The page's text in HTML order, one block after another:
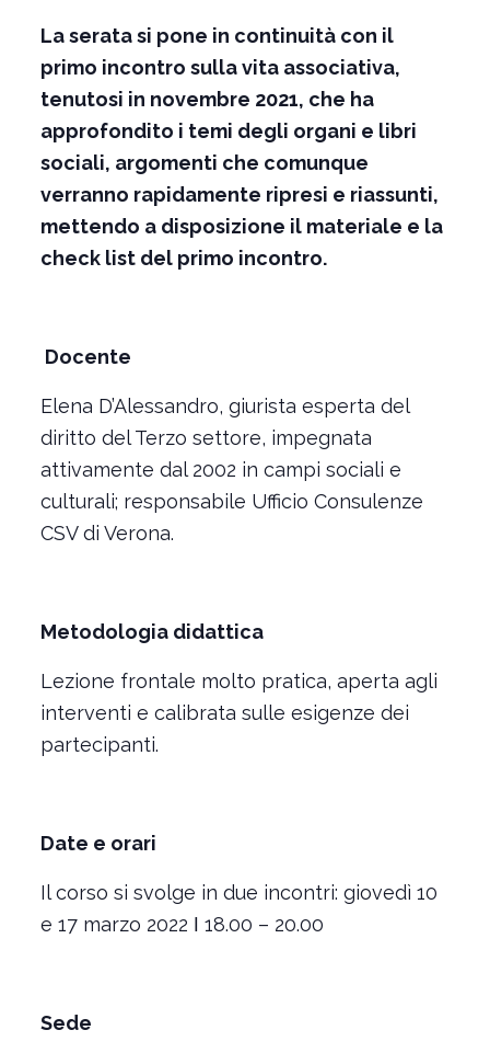
La serata si pone in continuità con il
primo incontro sulla vita associativa,
tenutosi in novembre 2021, che ha
approfondito i temi degli organi e libri
sociali, argomenti che comunque
verranno rapidamente ripresi e riassunti,
mettendo a disposizione il materiale e la
check list del primo incontro.
Docente
Elena D’Alessandro, giurista esperta del
diritto del Terzo settore, impegnata
attivamente dal 2002 in campi sociali e
culturali; responsabile Ufficio Consulenze
CSV di Verona.
Metodologia didattica
Lezione frontale molto pratica, aperta agli
interventi e calibrata sulle esigenze dei
partecipanti.
Date e orari
Il corso si svolge in due incontri: giovedì 10
e 17 marzo 2022 ǀ 18.00 – 20.00
Sede